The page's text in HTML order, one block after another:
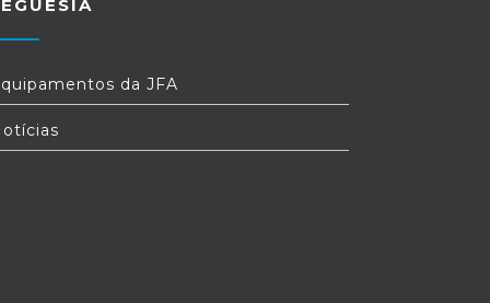
da JFA